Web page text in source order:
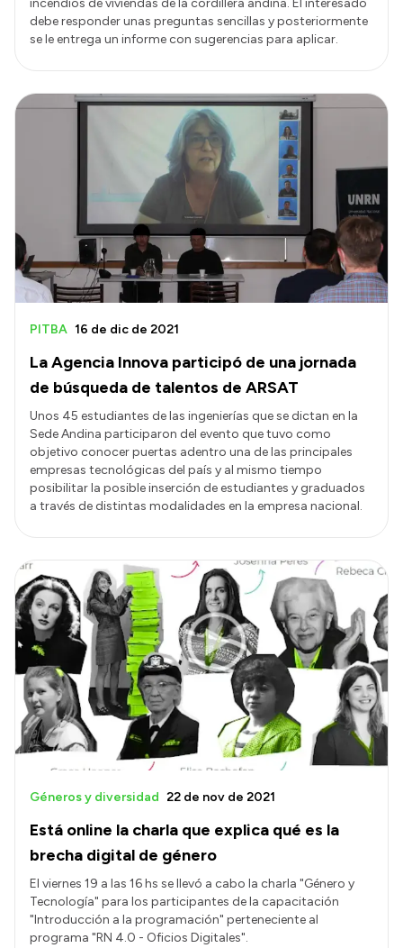
debe responder unas preguntas sencillas y posteriormente
se le entrega un informe con sugerencias para aplicar.
La Agencia Innova participó de una jornada
de búsqueda de talentos de ARSAT
PITBA 16 de dic de 2021
Unos 45 estudiantes de las ingenierías que se dictan en la
Sede Andina participaron del evento que tuvo como
objetivo conocer puertas adentro una de las principales
empresas tecnológicas del país y al mismo tiempo
posibilitar la posible inserción de estudiantes y graduados
a través de distintas modalidades en la empresa nacional.
Está online la charla que explica qué es la
brecha digital de género
Géneros y diversidad 22 de nov de 2021
El viernes 19 a las 16 hs se llevó a cabo la charla "Género y
Tecnología" para los participantes de la capacitación
"Introducción a la programación" perteneciente al
programa "RN 4.0 - Oficios Digitales".